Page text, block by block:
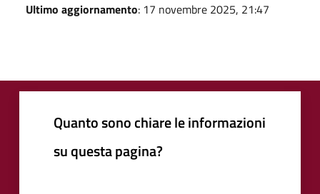
Ultimo aggiornamento: 17 novembre 2025, 21:47
Quanto sono chiare le informazioni
su questa pagina?